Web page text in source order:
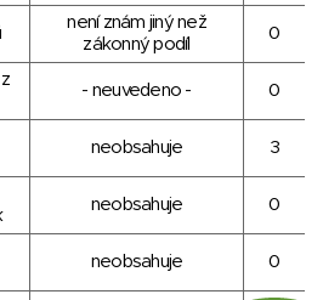
není znám jiný než
zákonný podíl
0
- neuvedeno - 0
neobsahuje 3
neobsahuje 0
neobsahuje 0